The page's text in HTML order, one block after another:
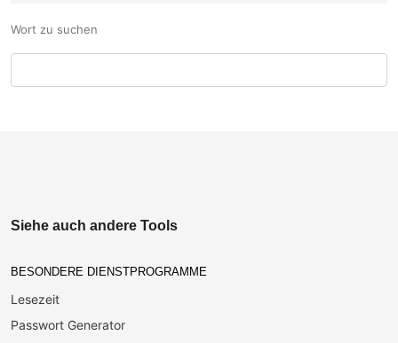
Wort zu suchen
Siehe auch andere Tools
BESONDERE DIENSTPROGRAMME
Lesezeit
Passwort Generator